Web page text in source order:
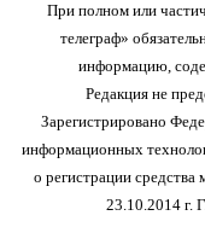
При полном или
телеграф»
информацию,
Редакция не
Зарегистрировано
информационных
о регистрации
23.10.2014 г.